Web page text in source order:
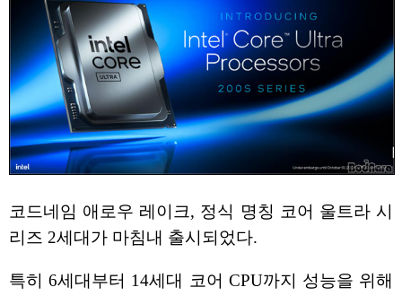
코드네임 애로우 레이크, 정식 명칭 코어 울트라 시
리즈 2세대가 마침내 출시되었다.
특히 6세대부터 14세대 코어 CPU까지 성능을 위해